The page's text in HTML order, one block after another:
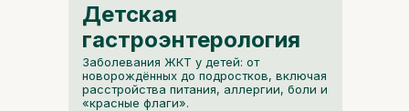
Заболевания ЖКТ у детей: от
новорождённых до подростков, включая
расстройства питания, аллергии, боли и
«красные флаги».
Детская
гастроэнтерология